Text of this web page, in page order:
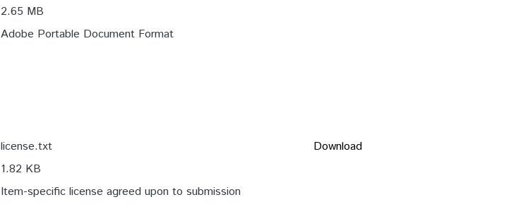
2.65 MB
Adobe Portable Document Format
license.txt
1.82 KB
Item-specific license agreed upon to submission
Download